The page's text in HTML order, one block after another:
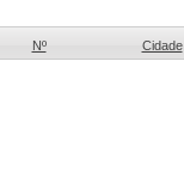
Nº Cidade